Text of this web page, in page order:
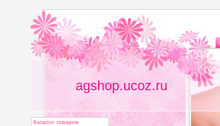
agshop.ucoz.ru
Каталог товаров